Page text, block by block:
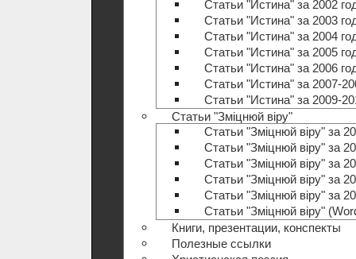
Статьи "Истина" за 2002
Статьи "Истина" за 2003
Статьи "Истина" за 2004
Статьи "Истина" за 2005
Статьи "Истина" за 2006
Статьи "Истина" за 2007-
Статьи "Истина" за 2009-
Статьи "Зміцнюй віру"
Статьи "Зміцнюй віру" за
Статьи "Зміцнюй віру" за
Статьи "Зміцнюй віру" за
Статьи "Зміцнюй віру" за
Статьи "Зміцнюй віру" за
Статьи "Зміцнюй віру"
Книги, презентации, конспекты
Полезные ccылки